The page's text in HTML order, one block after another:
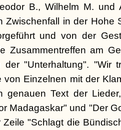
B., Wilhelm M. und
Zwischenfall in der Hohe
und von der
Zusammentreffen am
der "Unterhaltung". "Wir
von Einzelnen mit der
genauen Text der
Madagaskar" und "Der
"Schlagt die